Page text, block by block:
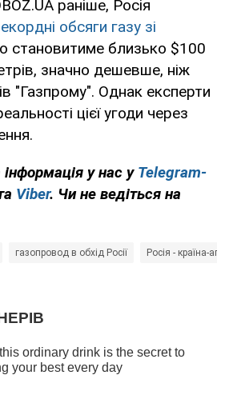
раніше, Росія
обсяги газу зі
становитиме близько $100
значно дешевше, ніж
"Газпрому". Однак експерти
цієї угоди через
у нас у Telegram-
Viber. Чи не ведіться на
газопровод в обхід Росії Росія - країна-